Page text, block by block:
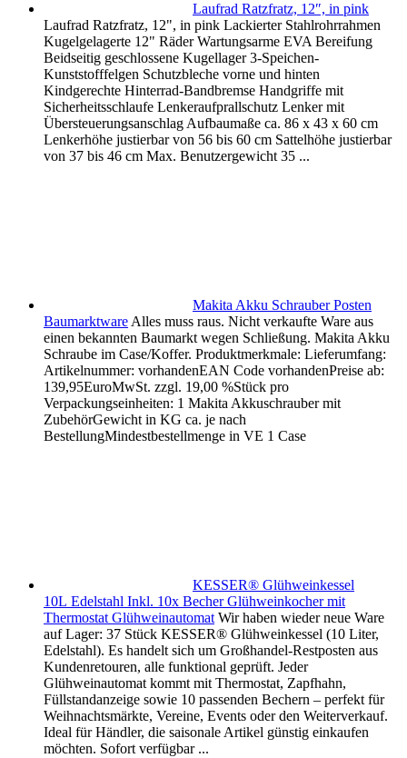
Laufrad Ratzfratz, 12″, in pink
Laufrad Ratzfratz, 12", in pink Lackierter Stahlrohrrahmen
Kugelgelagerte 12" Räder Wartungsarme EVA Bereifung
Beidseitig geschlossene Kugellager 3-Speichen-
Kunststofffelgen Schutzbleche vorne und hinten
Kindgerechte Hinterrad-Bandbremse Handgriffe mit
Sicherheitsschlaufe Lenkeraufprallschutz Lenker mit
Übersteuerungsanschlag Aufbaumaße ca. 86 x 43 x 60 cm
Lenkerhöhe justierbar von 56 bis 60 cm Sattelhöhe justierbar
von 37 bis 46 cm Max. Benutzergewicht 35 ...
Makita Akku Schrauber Posten
Baumarktware Alles muss raus. Nicht verkaufte Ware aus
einen bekannten Baumarkt wegen Schließung. Makita Akku
Schraube im Case/Koffer. Produktmerkmale: Lieferumfang:
Artikelnummer: vorhandenEAN Code vorhandenPreise ab:
139,95EuroMwSt. zzgl. 19,00 %Stück pro
Verpackungseinheiten: 1 Makita Akkuschrauber mit
ZubehörGewicht in KG ca. je nach
BestellungMindestbestellmenge in VE 1 Case
KESSER® Glühweinkessel
10L Edelstahl Inkl. 10x Becher Glühweinkocher mit
Thermostat Glühweinautomat Wir haben wieder neue Ware
auf Lager: 37 Stück KESSER® Glühweinkessel (10 Liter,
Edelstahl). Es handelt sich um Großhandel-Restposten aus
Kundenretouren, alle funktional geprüft. Jeder
Glühweinautomat kommt mit Thermostat, Zapfhahn,
Füllstandanzeige sowie 10 passenden Bechern – perfekt für
Weihnachtsmärkte, Vereine, Events oder den Weiterverkauf.
Ideal für Händler, die saisonale Artikel günstig einkaufen
möchten. Sofort verfügbar ...